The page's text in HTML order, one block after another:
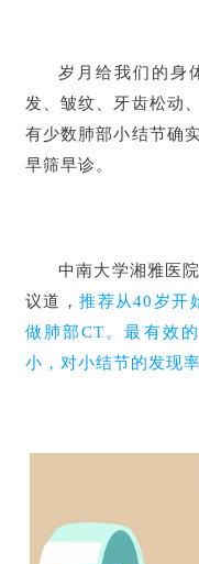
岁月给我们的身
发、皱纹、牙齿松动
有少数肺部小结节确
早筛早诊。
中南大学湘雅医
议道，推荐从40岁开
做肺部CT。最有效
小，对小结节的发现